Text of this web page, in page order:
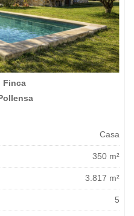
Finca
Casa
350 m²
3.817 m²
5